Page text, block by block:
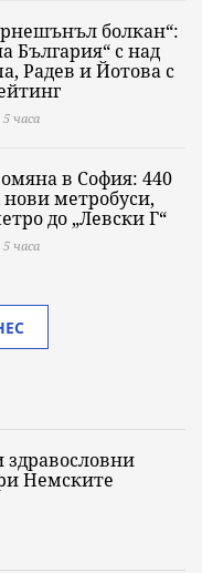
болкан“:
България“ с над
Радев и Йотова с
часа
в София: 440
метробуси,
до „Левски Г“
часа
здравословни
Немските